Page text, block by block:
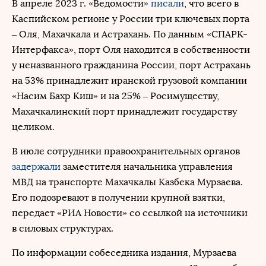
В апреле 2023 г. «Ведомости» писали, что всего в
Каспийском регионе у России три ключевых порта
– Оля, Махачкала и Астрахань. По данным «СПАРК-
Интерфакса», порт Оля находится в собственности
у неназванного гражданина России, порт Астрахань
на 53% принадлежит иранской грузовой компании
«Насим Бахр Киш» и на 25% – Росимуществу,
Махачкалинский порт принадлежит государству
целиком.
В июле сотрудники правоохранительных органов
задержали заместителя начальника управления
МВД на транспорте Махачкалы Казбека Мурзаева.
Его подозревают в получении крупной взятки,
передает «РИА Новости» со ссылкой на источники
в силовых структурах.
По информации собеседника издания, Мурзаева